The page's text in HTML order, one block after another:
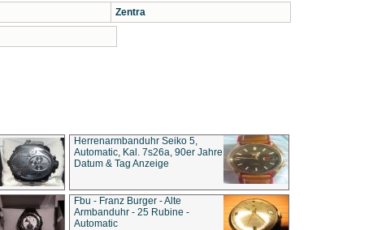
Zentra
Herrenarmbanduhr Seiko 5,
Automatic, Kal. 7s26a, 90er Jahre
Datum & Tag Anzeige
Fbu - Franz Burger - Alte
Armbanduhr - 25 Rubine -
Automatic